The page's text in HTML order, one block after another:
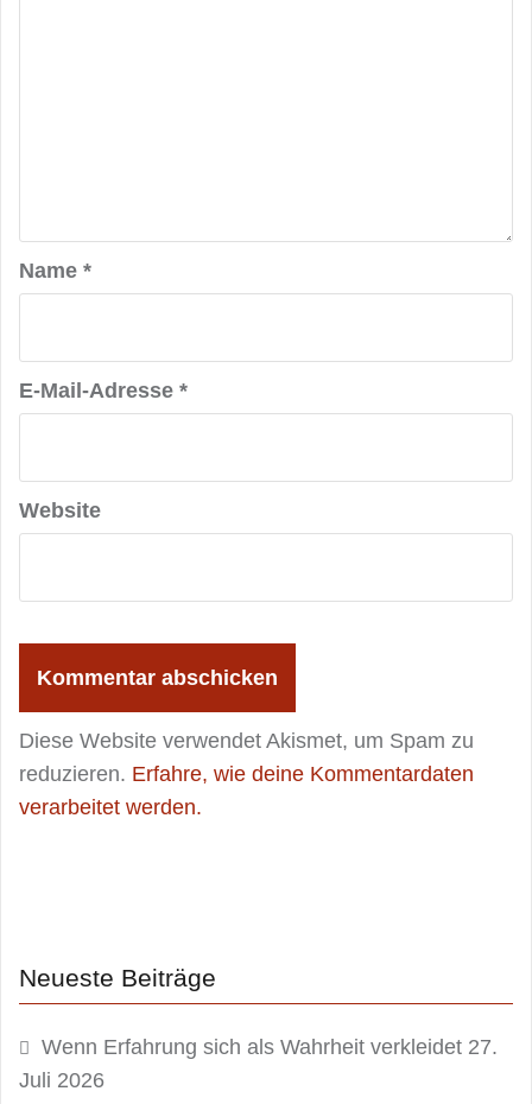
Name *
E-Mail-Adresse *
Website
Diese Website verwendet Akismet, um Spam zu
reduzieren. Erfahre, wie deine Kommentardaten
verarbeitet werden.
Neueste Beiträge
Wenn Erfahrung sich als Wahrheit verkleidet 27.
Juli 2026